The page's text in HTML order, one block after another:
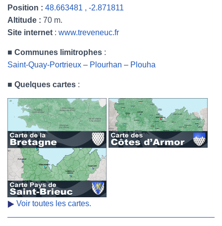
Position : 48.663481 , -2.871811
Altitude : 70 m.
Site internet : www.treveneuc.fr
■ Communes limitrophes :
Saint-Quay-Portrieux – Plourhan – Plouha
■ Quelques cartes :
Voir toutes les cartes.